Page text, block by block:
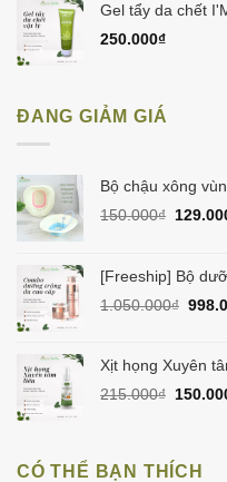
Gel tẩy da chết
250.000₫
ĐANG GIẢM GIÁ
Bộ chậu xông
150.000₫ Giá
[Freeship] Bộ
1.050.000₫ Giá
Xịt họng Xuyên
215.000₫ Giá
CÓ THỂ BẠN THÍCH